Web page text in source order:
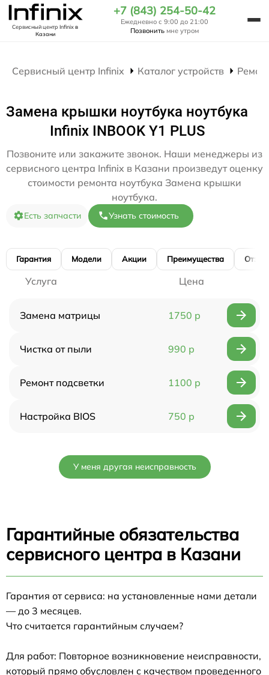
Сервисный центр Infinixв
Казани
+7 (843) 254-50-42
Ежедневно с 9:00 до 21:00
Позвонить мне утром
Сервисный центр Infinix Каталог устройств
Замена крышки ноутбука ноутбука
Infinix INBOOK Y1 PLUS
Позвоните или закажите звонок. Наши менеджеры из
сервисного центра Infinix в Казани произведут оценку
стоимости ремонта ноутбука Замена крышки
ноутбука.
Есть запчасти Узнать стоимость
Гарантия Модели Акции Преимущества
Услуга Цена
Замена матрицы 1750 р
Чистка от пыли 990 р
Ремонт подсветки 1100 р
Настройка BIOS 750 р
У меня другая неисправность
Гарантийные обязательства
сервисного центра в Казани
Гарантия от сервиса: на установленные нами детали
— до 3 месяцев.
Что считается гарантийным случаем?
Для работ: Повторное возникновение неисправности,
который прямо обусловлен с качеством проведенного